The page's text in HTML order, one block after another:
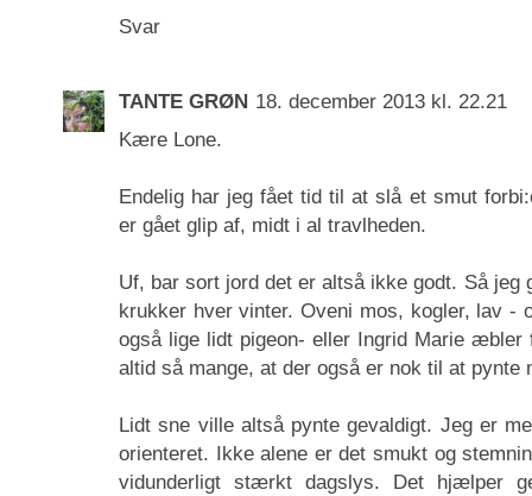
Svar
TANTE GRØN 18. december 2013 kl. 22.21
Kære Lone.
Endelig har jeg fået tid til at slå et smut
er gået glip af, midt i al travlheden.
Uf, bar sort jord det er altså ikke godt. Så jeg
krukker hver vinter. Oveni mos, kogler, lav -
også lige lidt pigeon- eller Ingrid Marie
altid så mange, at der også er nok til at
Lidt sne ville altså pynte gevaldigt. Jeg er
orienteret. Ikke alene er det smukt og
vidunderligt stærkt dagslys. Det hjælper